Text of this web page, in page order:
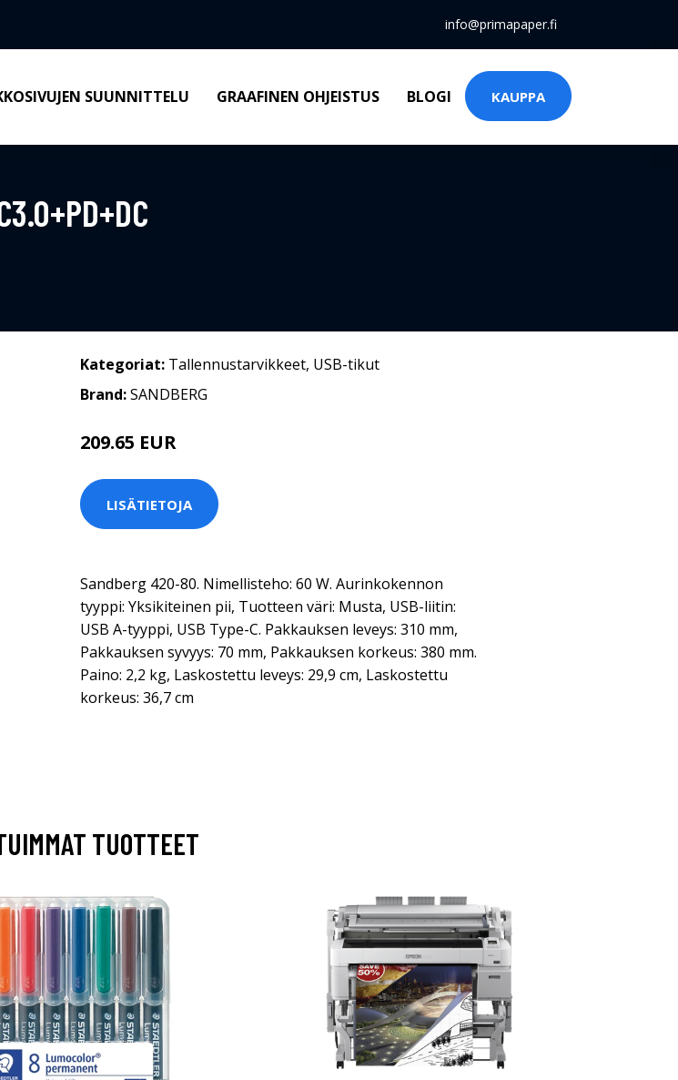
info@primapaper.fi
SUUNNITTELU GRAAFINEN OHJEISTUS BLOGI KAUPPA
Kategoriat: Tallennustarvikkeet, USB-tikut
Brand:SANDBERG
209.65 EUR
LISÄTIETOJA
Sandberg 420-80. Nimellisteho: 60 W. Aurinkokennon
tyyppi: Yksikiteinen pii, Tuotteen väri: Musta, USB-liitin:
USB A-tyyppi, USB Type-C. Pakkauksen leveys: 310 mm,
Pakkauksen syvyys: 70 mm, Pakkauksen korkeus: 380 mm.
Paino: 2,2 kg, Laskostettu leveys: 29,9 cm, Laskostettu
korkeus: 36,7 cm
TUOTTEET